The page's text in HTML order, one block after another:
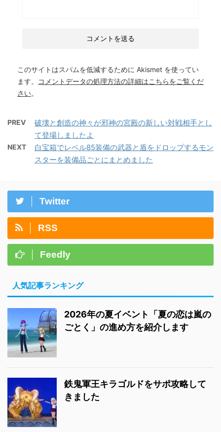
このサイトはスパムを低減するために Akismet を使ってい
ます。
コメントデータの処理方法の詳細はこちらをご覧くだ
さい。
PREV
破壊と創造の神々が邪神の宮殿の新しい対戦相手とし
て登場しましたよ
NEXT
白宝箱でレベル85装備の武器と盾をドロップするモン
スターを装備品ごとにまとめました
Twitter
RSS
Feedly
人気記事ランキング
2026年の夏イベント「夏の恋は嵐の
ごとく」の進め方を紹介します
鉄鬼軍王キラゴルドをサポ攻略して
きました